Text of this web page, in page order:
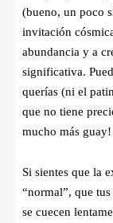
(bueno, un poco
invitación
abundancia y a
significativa.
querías (ni el
que no tiene
mucho más guay!
Si sientes que la
“normal”, que
se cuecen